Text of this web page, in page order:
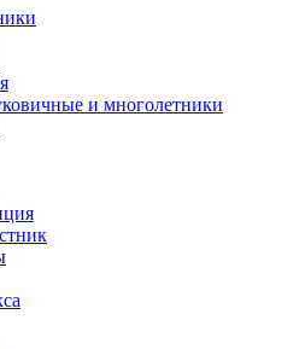
и многолетники